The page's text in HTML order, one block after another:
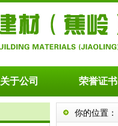
关于公司 荣誉证书
你的位置：